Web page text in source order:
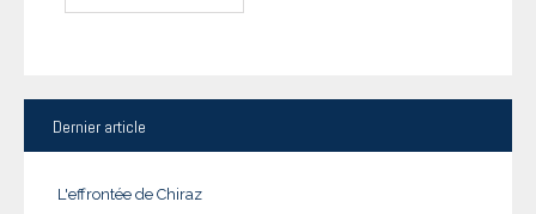
Dernier article
L'effrontée de Chiraz